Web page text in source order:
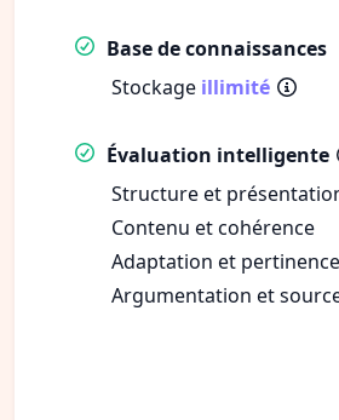
Base de connaissances
Stockage illimité
Évaluation intelligente
Structure et
Contenu et cohérence
Adaptation et pertinence
Argumentation et